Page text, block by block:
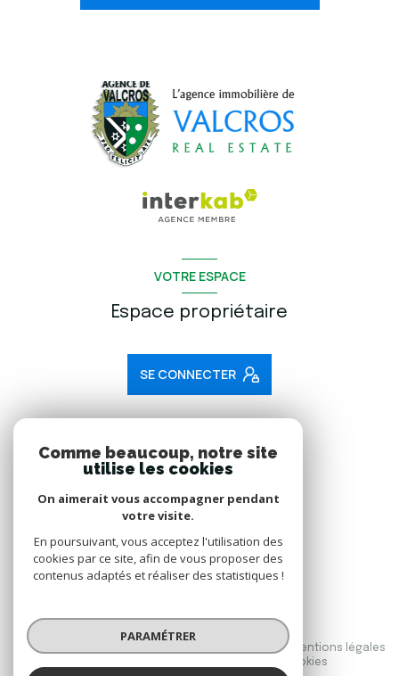
VOTRE ESPACE
Espace propriétaire
SE CONNECTER
ADHÉRENTS
Mentions légales
Cookies
Comme beaucoup, notre site
utilise les cookies
On aimerait vous accompagner pendant
votre visite.
En poursuivant, vous acceptez l'utilisation des
cookies par ce site, afin de vous proposer des
contenus adaptés et réaliser des statistiques !
PARAMÉTRER